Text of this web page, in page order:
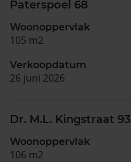
Paterspoel 68
Woonoppervlak
105 m2
Verkoopdatum
26 juni 2026
Dr. M.L. Kingstraat 93
Woonoppervlak
106 m2